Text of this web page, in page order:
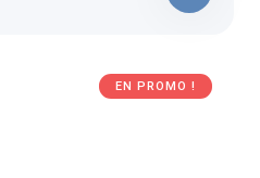
EN PROMO !